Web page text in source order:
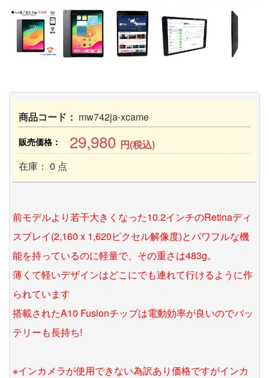
商品コード： mw742ja-xcame
販売価格： 29,980 円(税込)
在庫： 0 点
前モデルより若干大きくなった10.2インチのRetinaディ
スプレイ(2,160 x 1,620ピクセル解像度)とパワフルな機
能を持っているのに軽量で、その重さは483g。
薄くて軽いデザインはどこにでも連れて行けるように作
られています
搭載されたA10 Fusionチップは電動効率が良いのでバッ
テリーも長持ち!
※インカメラが使用できない為訳あり価格ですがインカ